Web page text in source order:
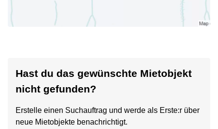
Hast du das gewünschte Mietobjekt
nicht gefunden?
Erstelle einen Suchauftrag und werde als Erste:r über
neue Mietobjekte benachrichtigt.